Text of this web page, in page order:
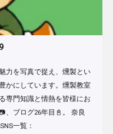
力を写真で捉え、燻製とい
かにしています。燻製教室
専門知識と情熱を皆様にお
、ブログ26年目📓。 奈良
一覧：